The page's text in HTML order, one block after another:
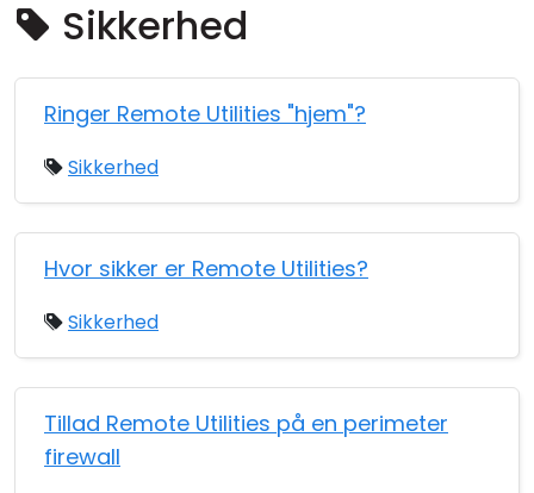
Sikkerhed
Ringer Remote Utilities "hjem"?
Sikkerhed
Hvor sikker er Remote Utilities?
Sikkerhed
Tillad Remote Utilities på en perimeter
firewall
Cloud og Lokalt